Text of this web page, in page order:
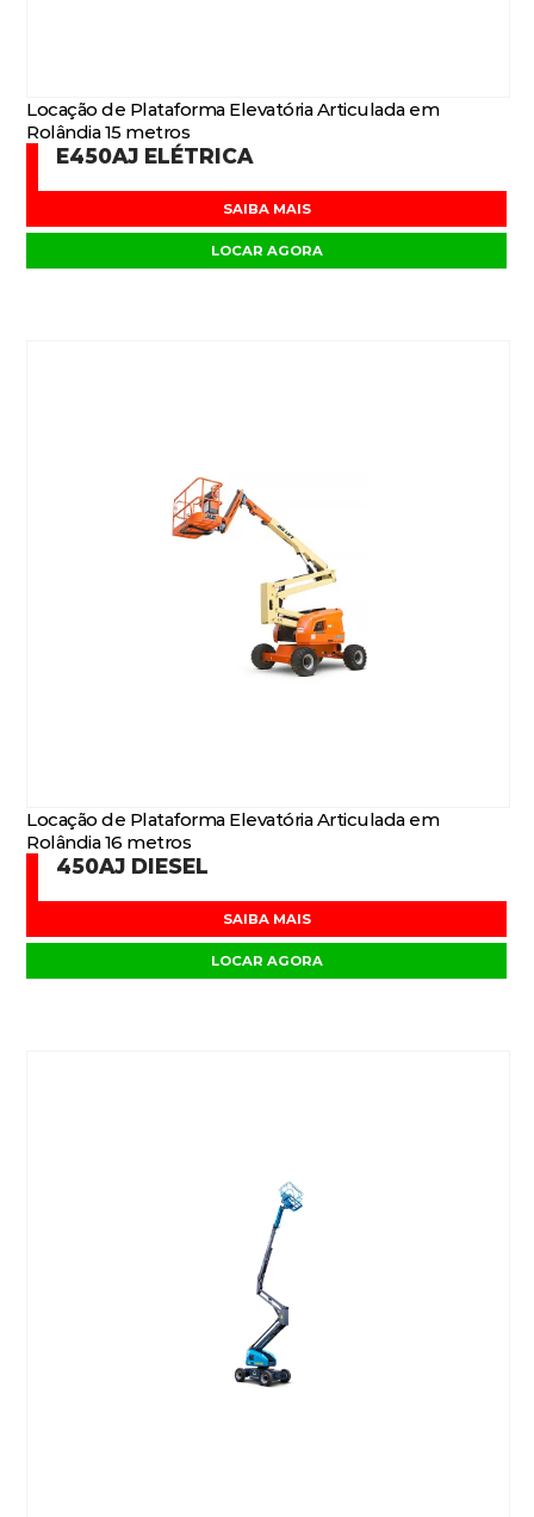
Locação de Plataforma Elevatória Articulada em
Rolândia 15 metros
E450AJ ELÉTRICA
SAIBA MAIS
LOCAR AGORA
Locação de Plataforma Elevatória Articulada em
Rolândia 16 metros
450AJ DIESEL
SAIBA MAIS
LOCAR AGORA